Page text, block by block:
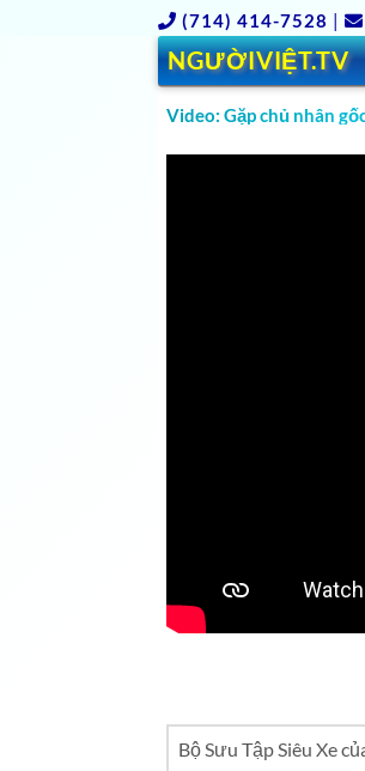
(714) 414-7528 |
NGƯỜIVIỆT.TV
Video: Gặp chủ nhân